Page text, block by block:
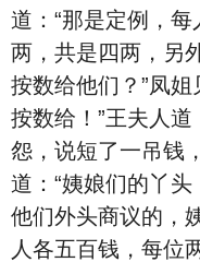
道：“那是定例，
两，共是四两，另
按数给他们？”凤
按数给！”王夫人
怨，说短了一吊钱
道：“姨娘们的丫
他们外头商议的，
人各五百钱，每位